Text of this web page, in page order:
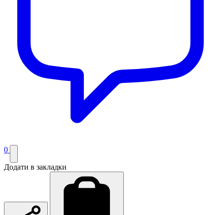
0
Додати в закладки